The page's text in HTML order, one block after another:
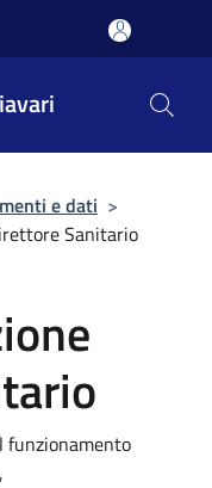
e dati >
Sanitario
funzionamento